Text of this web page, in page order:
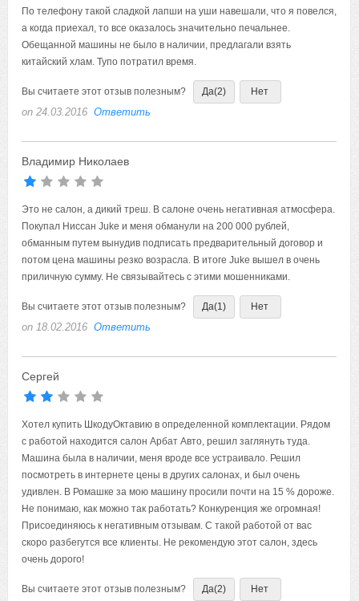
По телефону такой сладкой лапши на уши навешали, что я повелся,
а когда приехал, то все оказалось значительно печальнее.
Обещанной машины не было в наличии, предлагали взять
китайский хлам. Тупо потратил время.
Вы считаете этот отзыв полезным? Да(2) Нет
on 24.03.2016 Ответить
Владимир Николаев
Это не салон, а дикий треш. В салоне очень негативная атмосфера.
Покупал Ниссан Juke и меня обманули на 200 000 рублей,
обманным путем вынудив подписать предварительный договор и
потом цена машины резко возрасла. В итоге Juke вышел в очень
приличную сумму. Не связывайтесь с этими мошенниками.
Вы считаете этот отзыв полезным? Да(1) Нет
on 18.02.2016 Ответить
Сергей
Хотел купить ШкодуОктавию в определенной комплектации. Рядом
с работой находится салон Арбат Авто, решил заглянуть туда.
Машина была в наличии, меня вроде все устраивало. Решил
посмотреть в интернете цены в других салонах, и был очень
удивлен. В Ромашке за мою машину просили почти на 15 % дороже.
Не понимаю, как можно так работать? Конкуренция же огромная!
Присоединяюсь к негативным отзывам. С такой работой от вас
скоро разбегутся все клиенты. Не рекомендую этот салон, здесь
очень дорого!
Вы считаете этот отзыв полезным? Да(2) Нет